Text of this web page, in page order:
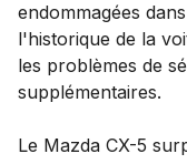
endommagées
l'historique de la
les problèmes de
supplémentaires.
Le Mazda CX-5